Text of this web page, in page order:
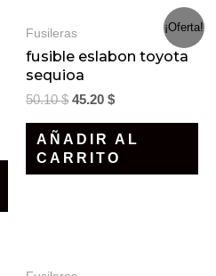
¡Oferta!
Fusileras
fusible eslabon toyota
sequioa
50.10$ 45.20 $
AÑADIR AL
CARRITO